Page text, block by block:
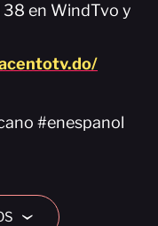
38 en WindTvo y
#enespanol
›